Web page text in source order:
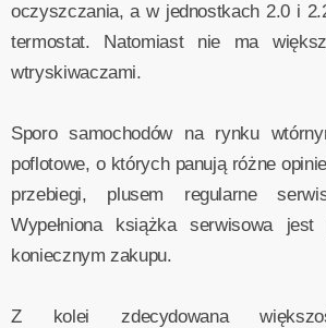
oczyszczania, a w jednostkach 2.0 i
termostat. Natomiast nie ma
wtryskiwaczami.
Sporo samochodów na rynku
poflotowe, o których panują różne
przebiegi, plusem regularne
Wypełniona książka serwisowa jest
koniecznym zakupu.
Z kolei zdecydowana